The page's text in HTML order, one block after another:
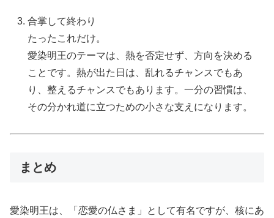
合掌して終わり
たったこれだけ。
愛染明王のテーマは、熱を否定せず、方向を決める
ことです。熱が出た日は、乱れるチャンスでもあ
り、整えるチャンスでもあります。一分の習慣は、
その分かれ道に立つための小さな支えになります。
まとめ
愛染明王は、「恋愛の仏さま」として有名ですが、核にあ